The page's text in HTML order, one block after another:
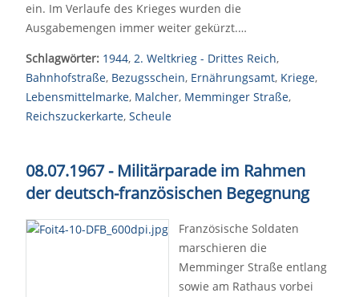
ein. Im Verlaufe des Krieges wurden die
Ausgabemengen immer weiter gekürzt.…
Schlagwörter: 1944, 2. Weltkrieg - Drittes Reich,
Bahnhofstraße, Bezugsschein, Ernährungsamt, Kriege,
Lebensmittelmarke, Malcher, Memminger Straße,
Reichszuckerkarte, Scheule
08.07.1967 - Militärparade im Rahmen
der deutsch-französischen Begegnung
Französische Soldaten
marschieren die
Memminger Straße entlang
sowie am Rathaus vorbei